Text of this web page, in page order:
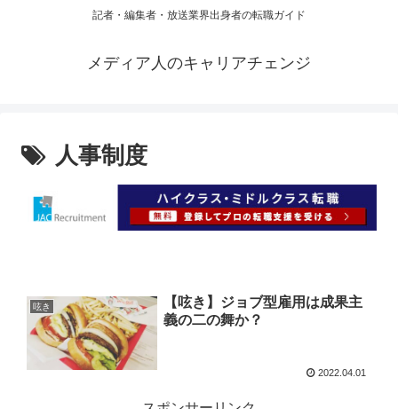
記者・編集者・放送業界出身者の転職ガイド
メディア人のキャリアチェンジ
人事制度
呟き
【呟き】ジョブ型雇用は成果主
義の二の舞か？
2022.04.01